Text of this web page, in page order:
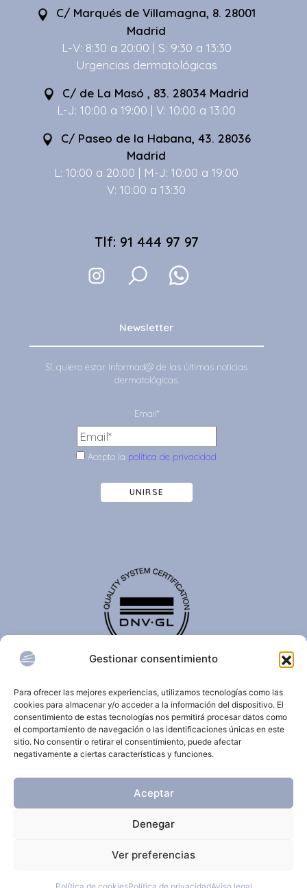
Gestionar consentimiento
Para ofrecer las mejores experiencias, utilizamos tecnologías como las
cookies para almacenar y/o acceder a la información del dispositivo. El
consentimiento de estas tecnologías nos permitirá procesar datos como
el comportamiento de navegación o las identificaciones únicas en este
sitio. No consentir o retirar el consentimiento, puede afectar
negativamente a ciertas características y funciones.
Aceptar
Denegar
Ver preferencias
C/ Marqués de Villamagna, 8. 28001
Madrid
L-V: 8:30 a 20:00 | S: 9:30 a 13:30
Urgencias dermatológicas
C/ de La Masó , 83. 28034 Madrid
L-J: 10:00 a 19:00 | V: 10:00 a 13:00
C/ Paseo de la Habana, 43. 28036
Madrid
L: 10:00 a 20:00 | M-J: 10:00 a 19:00
V: 10:00 a 13:30
Tlf: 91 444 97 97
Newsletter
Sí, quiero estar informad@ de las últimas noticias
dermatológicas.
Email*
Acepto la política de privacidad
UNIRSE
internacionalmente y confirma que una organización
cumple con estándares de calidad, seguridad,
sostenibilidad y/o gestión.
Todos los derechos reservados.
Política de privacidad
Política de cookies